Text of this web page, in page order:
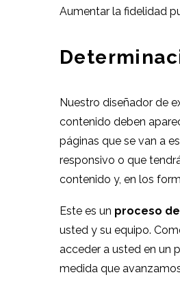
Aumentar la fidelidad
Nuestro diseñador de
contenido deben
páginas que se van a
responsivo o que
contenido y, en los
Este es un proceso
usted y su equipo.
acceder a usted en un
medida que